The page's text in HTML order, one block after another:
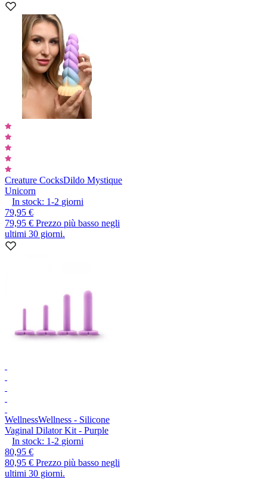
Creature CocksDildo Mystique
Unicorn
In stock: 1-2 giorni
79,95 €
79,95 € Prezzo più basso negli
ultimi 30 giorni.
WellnessWellness - Silicone
Vaginal Dilator Kit - Purple
In stock: 1-2 giorni
80,95 €
80,95 € Prezzo più basso negli
ultimi 30 giorni.